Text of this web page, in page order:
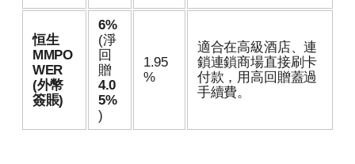
恒生
MMPO
WER
(外幣
簽賬)
6%
(淨
回
贈
4.0
5%
)
1.95
%
適合在高級酒店、連
鎖連鎖商場直接刷卡
付款，用高回贈蓋過
手續費。